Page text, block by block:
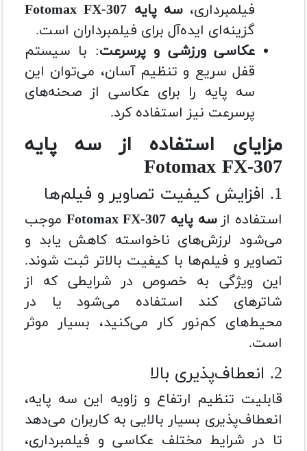
فیلمبرداری،سه پایه Fotomax FX-307
گزینه‌ای ایده‌آل برای فیلمبرداران است.
عکاسی ورزشی و پرسرعت: با سیستم
قفل سریع و تنظیم آسان، می‌توان این
سه پایه را برای عکاسی از صحنه‌های
پرسرعت نیز استفاده کرد.
مزایای استفاده از سه پایه
Fotomax FX-307
1. افزایش کیفیت تصاویر و فیلم‌ها
استفاده ازسه پایه Fotomax FX-307
موجب
می‌شود لرزش‌های ناخواسته کاهش یابد و
تصاویر و فیلم‌ها با کیفیت بالاتر ثبت شوند.
این ویژگی به خصوص در شرایطی که از
شاترهای کند استفاده می‌شود یا در
محیط‌های کم‌نور کار می‌کنید، بسیار موثر
است.
2. انعطاف‌پذیری بالا
قابلیت تنظیم ارتفاع و زاویه این سه پایه،
انعطاف‌پذیری بسیار بالایی به کاربران می‌دهد
تا در شرایط مختلف عکاسی و فیلمبرداری،